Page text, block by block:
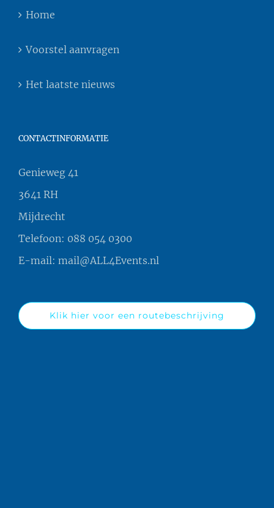
Home
Voorstel aanvragen
Het laatste nieuws
CONTACTINFORMATIE
Genieweg 41
3641 RH
Mijdrecht
Telefoon: 088 054 0300
E-mail: mail@ALL4Events.nl
Klik hier voor een routebeschrijving